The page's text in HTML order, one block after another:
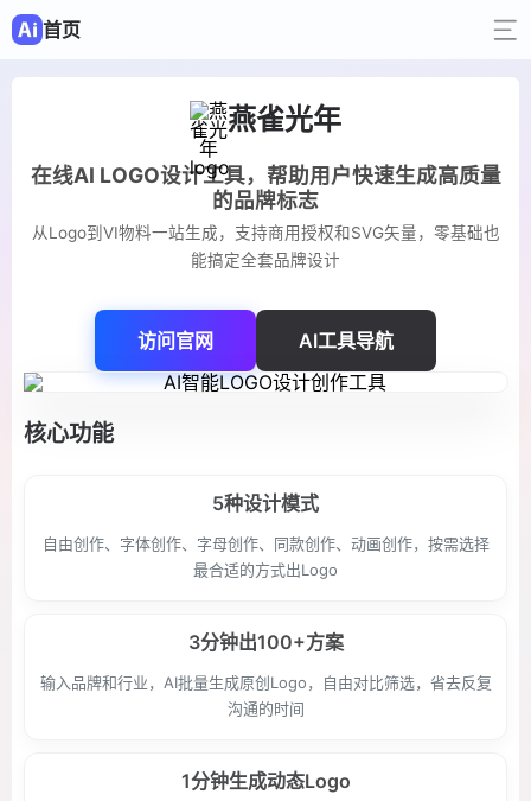
首页
燕雀光年
在线AI LOGO设计工具，帮助用户快速生成高质量
的品牌标志
从Logo到VI物料一站生成，支持商用授权和SVG矢量，零基础也
能搞定全套品牌设计
访问官网 AI工具导航
核心功能
5种设计模式
自由创作、字体创作、字母创作、同款创作、动画创作，按需选择
最合适的方式出Logo
3分钟出100+方案
输入品牌和行业，AI批量生成原创Logo，自由对比筛选，省去反复
沟通的时间
1分钟生成动态Logo